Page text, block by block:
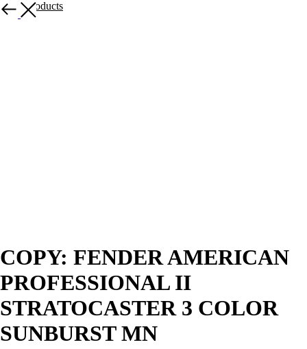
More products
COPY: FENDER AMERICAN
PROFESSIONAL II
STRATOCASTER 3 COLOR
SUNBURST MN